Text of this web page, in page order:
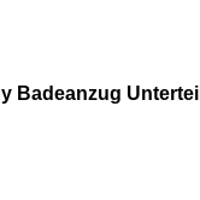
Badeanzug Unterteil